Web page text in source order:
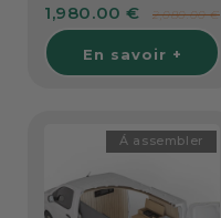
rangements
1,980.00 € 2,080.00 €
En savoir +
Á assembler